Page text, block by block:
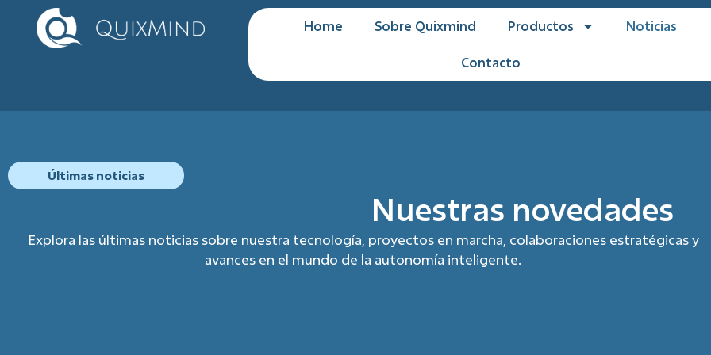
Home Sobre Quixmind Productos Noticias
Contacto
Últimas noticias
Nuestras novedades
Explora las últimas noticias sobre nuestra tecnología, proyectos en marcha, colaboraciones estratégicas y
avances en el mundo de la autonomía inteligente.